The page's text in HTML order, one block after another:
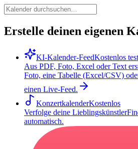
Erstelle deinen eigenen
KI-Kalender-FeedKostenlos
Aus PDF, Foto, Excel oder Text
Foto, eine Tabelle (Excel/CSV)
einen Live-Feed.
KonzertkalenderKostenlos
Verfolge deine Lieblingskünstler
automatisch.